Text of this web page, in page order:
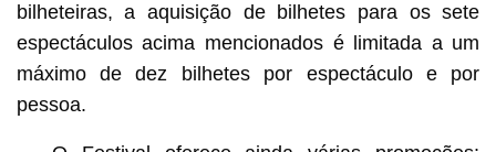
bilheteiras, a aquisição de bilhetes para os sete
espectáculos acima mencionados é limitada a um
máximo de dez bilhetes por espectáculo e por
pessoa.